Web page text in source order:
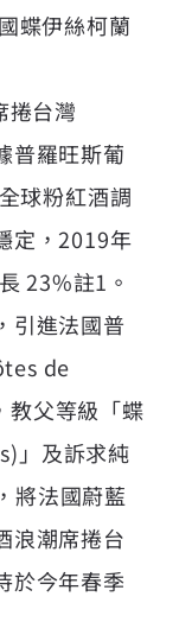
蝶伊絲柯蘭
台灣
普羅旺斯葡
球粉紅酒調
定，2019年
23%註1。
引進法國普
de
教父等級「蝶
」及訴求純
將法國蔚藍
浪潮席捲台
於今年春季